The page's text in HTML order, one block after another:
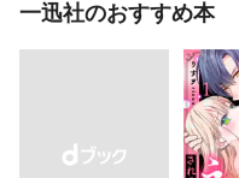
一迅社のおすすめ本